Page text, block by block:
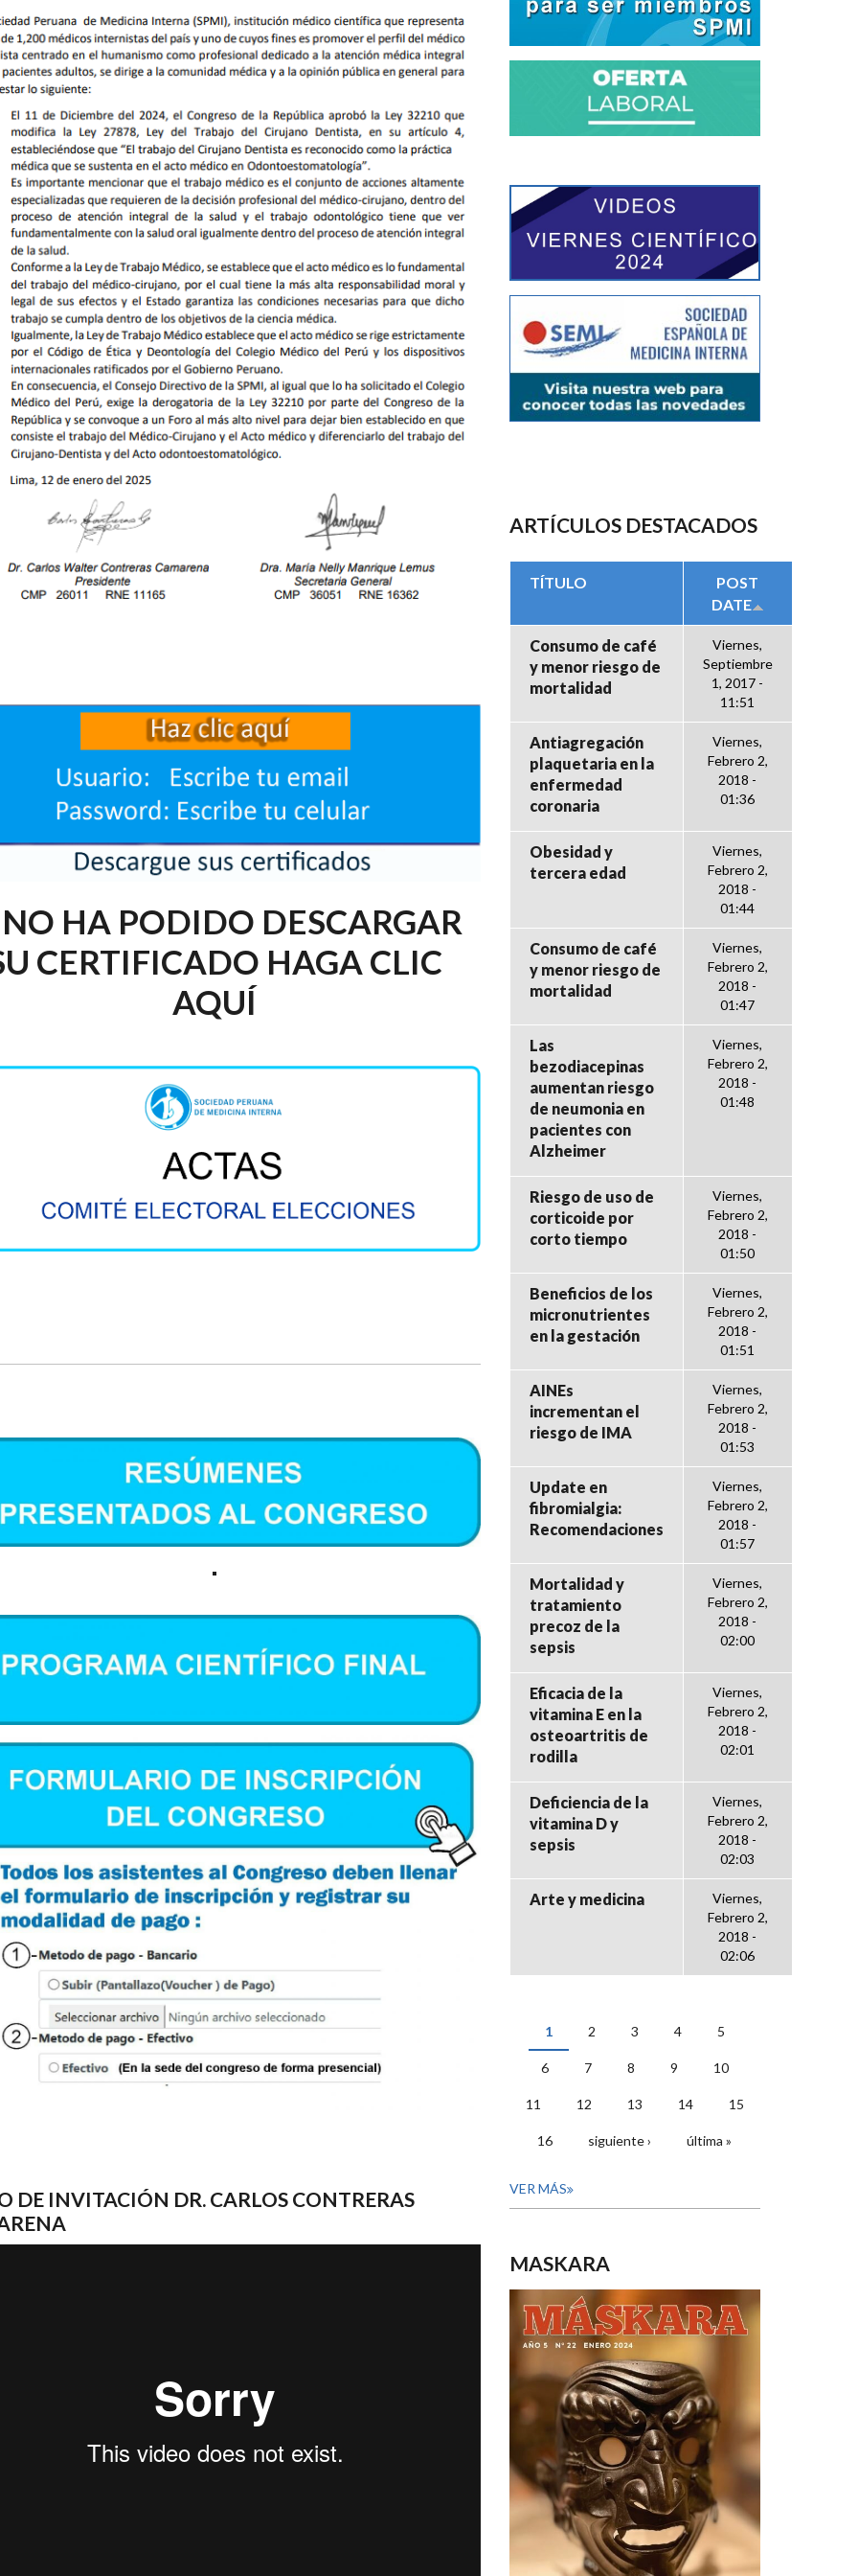
HA PODIDO DESCARGAR
CERTIFICADO HAGA CLIC
AQUÍ
DE INVITACIÓN DR. CARLOS CONTRERAS
ARTÍCULOS DESTACADOS
TÍTULO
POST
DATE
Consumo de café
y menor riesgo de
mortalidad
Viernes,
Septiembre
1, 2017 -
11:51
Antiagregación
plaquetaria en la
enfermedad
coronaria
Viernes,
Febrero 2,
2018 -
01:36
Obesidad y
tercera edad
Viernes,
Febrero 2,
2018 -
01:44
Consumo de café
y menor riesgo de
mortalidad
Viernes,
Febrero 2,
2018 -
01:47
Las
bezodiacepinas
aumentan riesgo
de neumonia en
pacientes con
Alzheimer
Viernes,
Febrero 2,
2018 -
01:48
Riesgo de uso de
corticoide por
corto tiempo
Viernes,
Febrero 2,
2018 -
01:50
Beneficios de los
micronutrientes
en la gestación
Viernes,
Febrero 2,
2018 -
01:51
AINEs
incrementan el
riesgo de IMA
Viernes,
Febrero 2,
2018 -
01:53
Update en
fibromialgia:
Recomendaciones
Viernes,
Febrero 2,
2018 -
01:57
Mortalidad y
tratamiento
precoz de la
sepsis
Viernes,
Febrero 2,
2018 -
02:00
Eficacia de la
vitamina E en la
osteoartritis de
rodilla
Viernes,
Febrero 2,
2018 -
02:01
Deficiencia de la
vitamina D y
sepsis
Viernes,
Febrero 2,
2018 -
02:03
Arte y medicina
Viernes,
Febrero 2,
2018 -
02:06
PÁGINAS
1 2 3 4 5
6 7 8 9 10
11 12 13 14 15
16 siguiente › última »
VER MÁS
MASKARA